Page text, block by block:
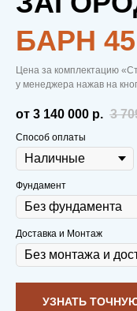
БAРН 45
Цена за комплектацию
у менеджера нажав на
от 3 140 000 р. 3
Способ оплаты
Фундамент
Доставка и Монтаж
УЗНАТЬ